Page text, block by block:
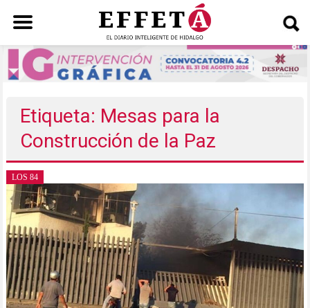
Saltar
al
contenido
Etiqueta: Mesas para la
Construcción de la Paz
LOS 84